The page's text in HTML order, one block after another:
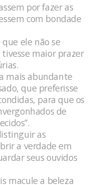
por fazer as
com bondade
ele não se
tivesse maior prazer
mais abundante
que preferisse
para que os
de
as
a verdade em
seus ouvidos
macule a beleza